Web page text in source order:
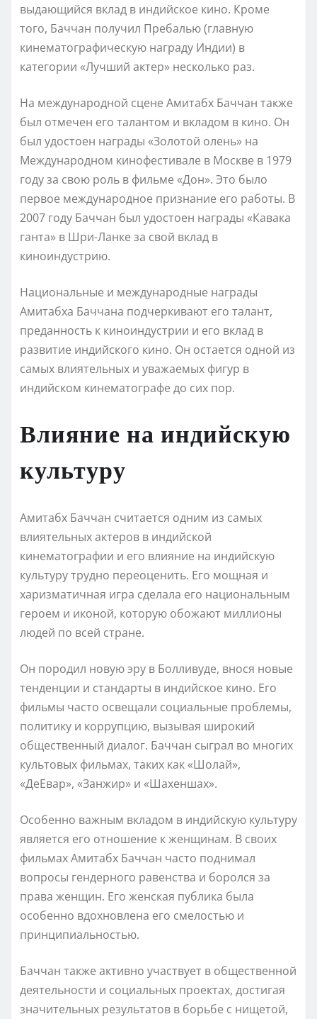
выдающийся вклад в индийское кино. Кроме
того, Баччан получил Пребалью (главную
кинематографическую награду Индии) в
категории «Лучший актер» несколько раз.
На международной сцене Амитабх Баччан также
был отмечен его талантом и вкладом в кино. Он
был удостоен награды «Золотой олень» на
Международном кинофестивале в Москве в 1979
году за свою роль в фильме «Дон». Это было
первое международное признание его работы. В
2007 году Баччан был удостоен награды «Кавака
ганта» в Шри-Ланке за свой вклад в
киноиндустрию.
Национальные и международные награды
Амитабха Баччана подчеркивают его талант,
преданность к киноиндустрии и его вклад в
развитие индийского кино. Он остается одной из
самых влиятельных и уважаемых фигур в
индийском кинематографе до сих пор.
Влияние на индийскую
культуру
Амитабх Баччан считается одним из самых
влиятельных актеров в индийской
кинематографии и его влияние на индийскую
культуру трудно переоценить. Его мощная и
харизматичная игра сделала его национальным
героем и иконой, которую обожают миллионы
людей по всей стране.
Он породил новую эру в Болливуде, внося новые
тенденции и стандарты в индийское кино. Его
фильмы часто освещали социальные проблемы,
политику и коррупцию, вызывая широкий
общественный диалог. Баччан сыграл во многих
культовых фильмах, таких как «Шолай»,
«ДеЕвар», «Занжир» и «Шахеншах».
Особенно важным вкладом в индийскую культуру
является его отношение к женщинам. В своих
фильмах Амитабх Баччан часто поднимал
вопросы гендерного равенства и боролся за
права женщин. Его женская публика была
особенно вдохновлена его смелостью и
принципиальностью.
Баччан также активно участвует в общественной
деятельности и социальных проектах, достигая
значительных результатов в борьбе с нищетой,